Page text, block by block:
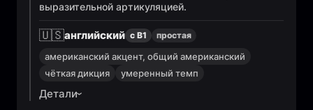
выразительной артикуляцией.
🇺🇸английский с B1 простая
американский акцент, общий американский
чёткая дикция
умеренный темп
Детали